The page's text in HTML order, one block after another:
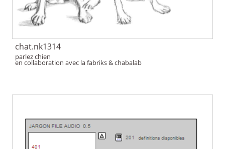
chat.nk1314
parlez chien
en collaboration avec la fabriks & chabalab